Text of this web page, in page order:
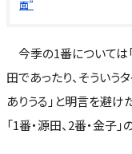
面”
今季の1番については
田であったり、そういう
ありうる」と明言を避
「1番・源田、2番・金子